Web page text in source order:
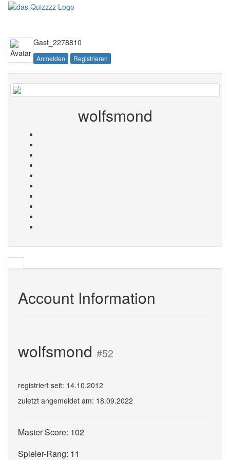
Gast_2278810
Anmelden Registrieren
wolfsmond
Account Information
wolfsmond #52
registriert seit: 14.10.2012
zuletzt angemeldet am: 18.09.2022
Master Score: 102
Spieler-Rang: 11